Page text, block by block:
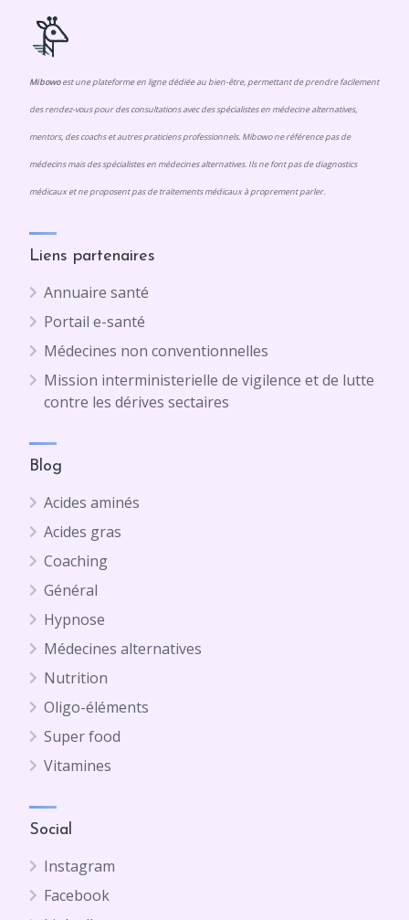
Mibowoest une plateforme en ligne dédiée au bien-être, permettant de prendre facilement
des rendez-vous pour des consultations avec des spécialistes en médecine alternatives,
mentors, des coachs et autres praticiens professionnels. Mibowo ne référence pas de
médecins mais des spécialistes en médecines alternatives. Ils ne font pas de diagnostics
médicaux et ne proposent pas de traitements médicaux à proprement parler.
Liens partenaires
Annuaire santé
Portail e-santé
Médecines non conventionnelles
Mission interministerielle de vigilence et de lutte
contre les dérives sectaires
Blog
Acides aminés
Acides gras
Coaching
Général
Hypnose
Médecines alternatives
Nutrition
Oligo-éléments
Super food
Vitamines
Social
Instagram
Facebook